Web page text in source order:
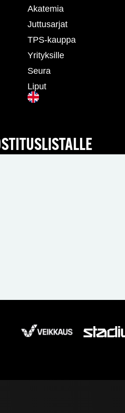
Akatemia
Juttusarjat
TPS-kauppa
Yrityksille
Seura
Liput